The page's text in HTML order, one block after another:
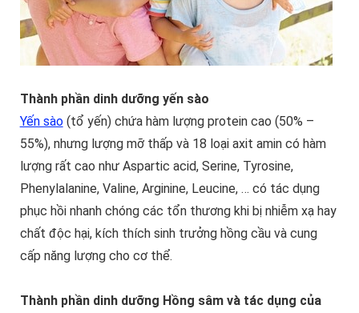
Thành phần dinh dưỡng yến sào
Yến sào(tổ yến) chứa hàm lượng protein cao (50% –
55%), nhưng lượng mỡ thấp và 18 loại axit amin có hàm
lượng rất cao như Aspartic acid, Serine, Tyrosine,
Phenylalanine, Valine, Arginine, Leucine, … có tác dụng
phục hồi nhanh chóng các tổn thương khi bị nhiễm xạ hay
chất độc hại, kích thích sinh trưởng hồng cầu và cung
cấp năng lượng cho cơ thể.
Thành phần dinh dưỡng Hồng sâm và tác dụng của